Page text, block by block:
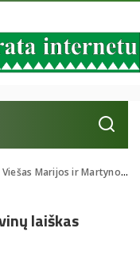
Viešas Marijos ir Martyno Purvinų laiškas Šilutės merui V. Laurinaičiui
laiškas